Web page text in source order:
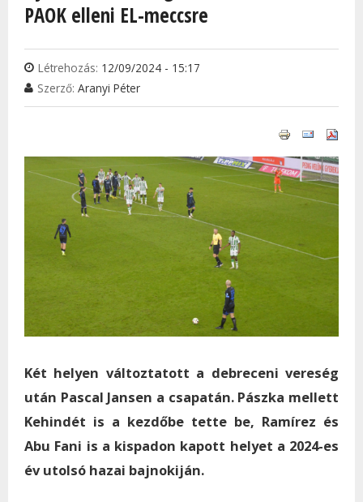
PAOK elleni EL-meccsre
Létrehozás: 12/09/2024 - 15:17
Szerző: Aranyi Péter
Két helyen változtatott a debreceni vereség
után Pascal Jansen a csapatán. Pászka mellett
Kehindét is a kezdőbe tette be, Ramírez és
Abu Fani is a kispadon kapott helyet a 2024-es
év utolsó hazai bajnokiján.